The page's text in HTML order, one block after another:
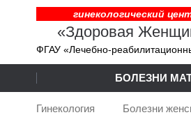
гинекологический
«Здоровая
ФГАУ «Лечебно-
БОЛЕЗНИ
Гинекология Болезни